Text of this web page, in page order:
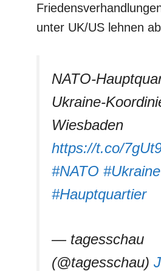
unter UK/US lehnen
NATO-
Ukraine-
Wiesbaden
https://t.co/
#NATO #Ukraine
#Hauptquartier
— tagesschau
(@tagesschau)